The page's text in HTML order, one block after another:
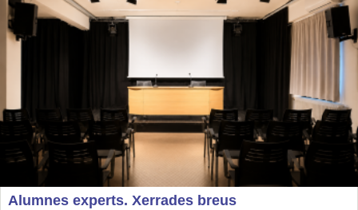
Alumnes experts. Xerrades breus